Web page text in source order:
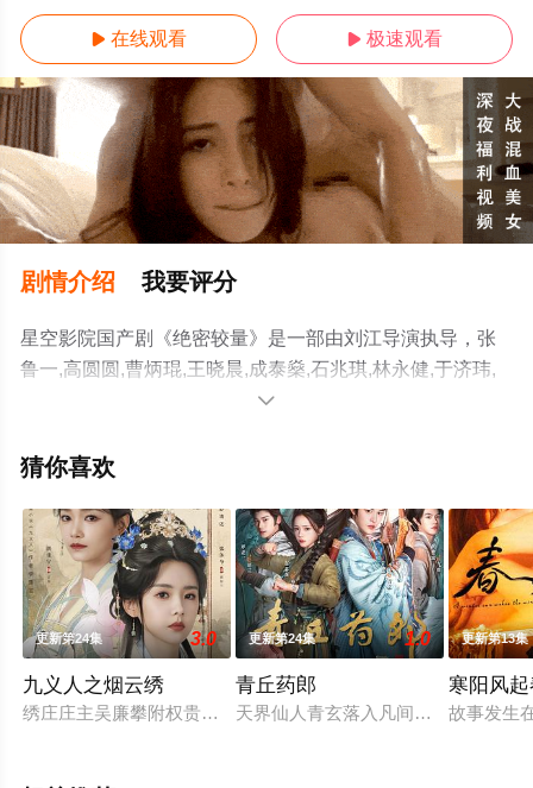
 在线观看  极速观看
剧情介绍 我要评分
星空影院国产剧《绝密较量》是一部由刘江导演执导，张
鲁一,高圆圆,曹炳琨,王晓晨,成泰燊,石兆琪,林永健,于济玮,
李宗璠等演员精彩演绎的大陆电视剧，大结局剧情已揭晓
就上星空影视，更多相关信息可移步至豆瓣电视剧、电视

猜你喜欢
更新第24集 3.0
九义人之烟云绣
绣庄庄主吴廉攀附权贵，借绣艺残害众多绣娘，蔺如兰（张沐
更新第24集 1.0
青丘药郎
天界仙人青玄落入凡间，以青丘狐仙
更新第13集
寒阳风
故事发生